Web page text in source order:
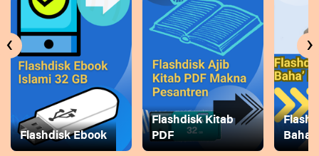
Flashdisk Ebook
Flashdisk Kitab
PDF
Baha
‹ ›